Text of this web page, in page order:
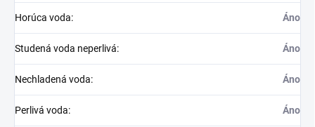
Horúca voda: Áno
Studená voda neperlivá: Áno
Nechladená voda: Áno
Perlivá voda: Áno